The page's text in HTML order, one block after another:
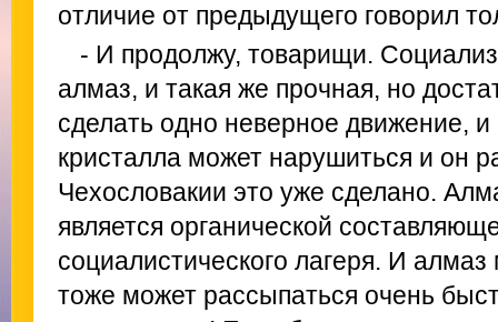
отличие от предыдущего говорил
- И продолжу, товарищи.
алмаз, и такая же прочная, но
сделать одно неверное движение, и
кристалла может нарушиться и он
Чехословакии это уже сделано.
является органической
социалистического лагеря. И
тоже может рассыпаться очень